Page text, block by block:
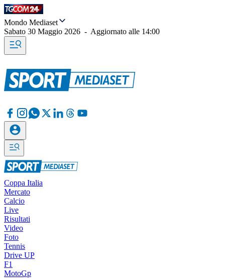
Mondo Mediaset
Sabato 30 Maggio 2026 - Aggiornato alle 14:00
Coppa Italia
Mercato
Calcio
Live
Risultati
Video
Foto
Tennis
Drive UP
F1
MotoGp